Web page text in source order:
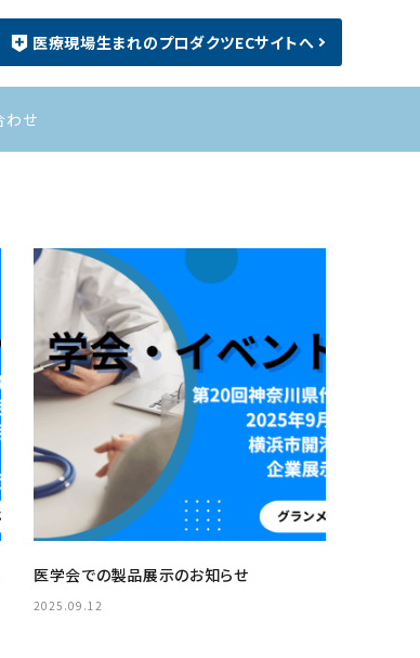
医療現場生まれのプロダクツECサイトへ
わせ
医学会での製品展示のお知らせ
2025.09.12